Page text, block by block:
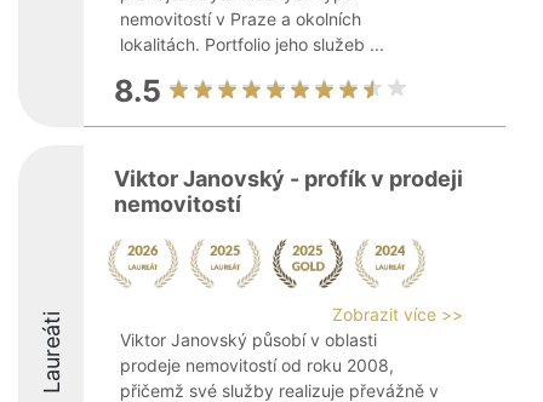
nemovitostí v Praze a okolních
lokalitách. Portfolio jeho služeb ...
8.5
Laureáti
Viktor Janovský - profík v prodeji
nemovitostí
Zobrazit více >>
Viktor Janovský působí v oblasti
prodeje nemovitostí od roku 2008,
přičemž své služby realizuje převážně v